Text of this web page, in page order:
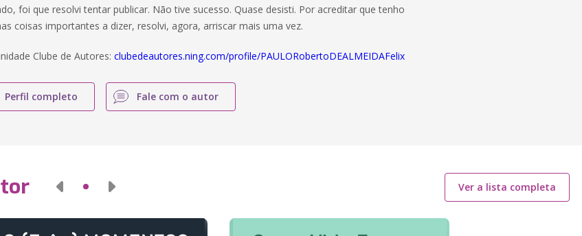
foi que resolvi tentar publicar. Não tive sucesso. Quase desisti. Por acreditar que tenho
coisas importantes a dizer, resolvi, agora, arriscar mais uma vez.
Clube de Autores:clubedeautores.ning.com/profile/PAULORobertoDEALMEIDAFelix
Perfil completo Fale com o autor
Ver a lista completa